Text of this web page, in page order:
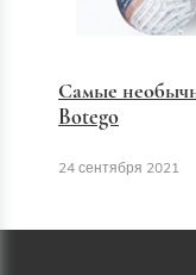
Самые
Botego
24 сентября 2021